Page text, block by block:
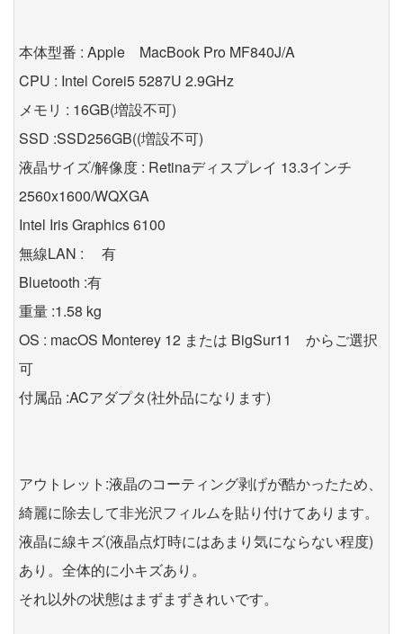
本体型番 : Apple MacBook Pro MF840J/A
CPU : Intel Corei5 5287U 2.9GHz
メモリ : 16GB(増設不可)
SSD :SSD256GB((増設不可)
液晶サイズ/解像度 : Retinaディスプレイ 13.3インチ
2560x1600/WQXGA
Intel Iris Graphics 6100
無線LAN : 有
Bluetooth :有
重量 :1.58 kg
OS : macOS Monterey 12 または BigSur11 からご選択
可
付属品 :ACアダプタ(社外品になります)
アウトレット:液晶のコーティング剥げが酷かったため、
綺麗に除去して非光沢フィルムを貼り付けてあります。
液晶に線キズ(液晶点灯時にはあまり気にならない程度)
あり。全体的に小キズあり。
それ以外の状態はまずまずきれいです。